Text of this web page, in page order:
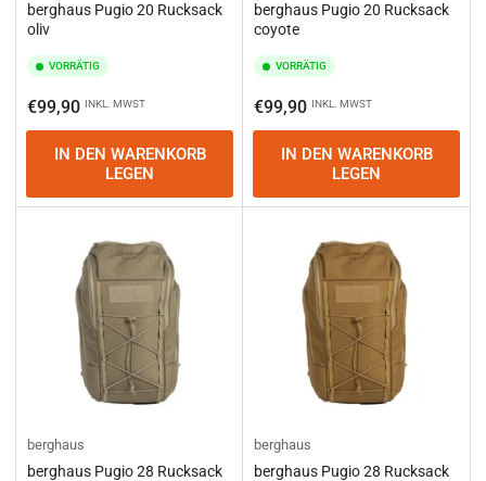
berghaus Pugio 20 Rucksack
oliv
VORRÄTIG
Normaler
Preis
€99,90 INKL. MWST
IN DEN WARENKORB
LEGEN
berghaus Pugio 20 Rucksack
coyote
VORRÄTIG
Normaler
Preis
€99,90 INKL. MWST
IN DEN WARENKORB
LEGEN
berghaus
berghaus Pugio 28 Rucksack
berghaus
berghaus Pugio 28 Rucksack